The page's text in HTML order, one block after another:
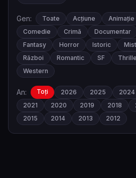
Gen: Toate Acțiune Animație
Comedie
Crimă Documentar
Fantasy
Horror Istoric
Război
Romantic SF
Western
An: Toți 2026 2025 2024
2021
2020 2019 2018
2015
2014 2013 2012